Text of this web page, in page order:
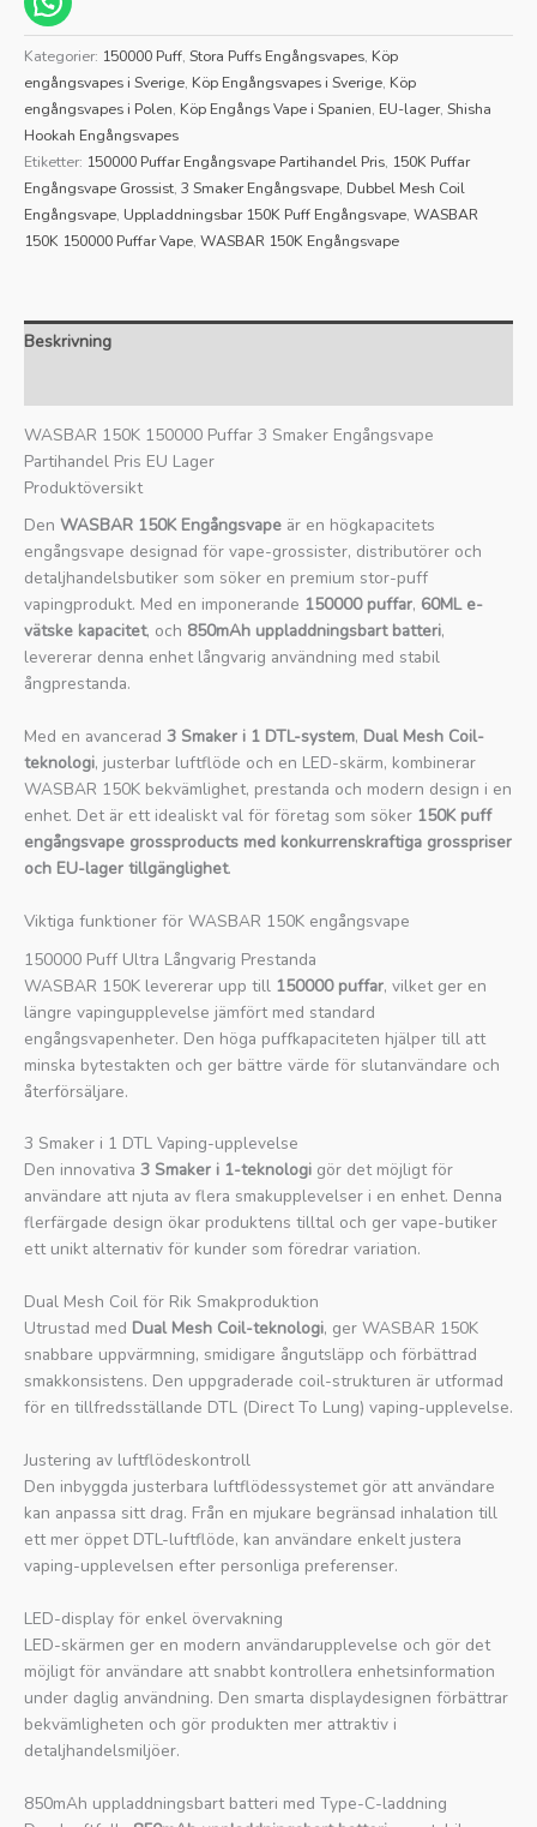
Kategorier: 150000 Puff, Stora Puffs Engångsvapes, Köp
engångsvapes i Sverige, Köp Engångsvapes i Sverige, Köp
engångsvapes i Polen, Köp Engångs Vape i Spanien, EU-lager, Shisha
Hookah Engångsvapes
Etiketter: 150000 Puffar Engångsvape Partihandel Pris, 150K Puffar
Engångsvape Grossist, 3 Smaker Engångsvape, Dubbel Mesh Coil
Engångsvape, Uppladdningsbar 150K Puff Engångsvape, WASBAR
150K 150000 Puffar Vape, WASBAR 150K Engångsvape
Beskrivning
WASBAR 150K 150000 Puffar 3 Smaker Engångsvape
Partihandel Pris EU Lager
Produktöversikt
Den WASBAR 150K Engångsvape är en högkapacitets
engångsvape designad för vape-grossister, distributörer och
detaljhandelsbutiker som söker en premium stor-puff
vapingprodukt. Med en imponerande 150000 puffar, 60ML e-
vätske kapacitet, och 850mAh uppladdningsbart batteri,
levererar denna enhet långvarig användning med stabil
ångprestanda.
Med en avancerad 3 Smaker i 1 DTL-system, Dual Mesh Coil-
teknologi, justerbar luftflöde och en LED-skärm, kombinerar
WASBAR 150K bekvämlighet, prestanda och modern design i en
enhet. Det är ett idealiskt val för företag som söker 150K puff
engångsvape grossproducts med konkurrenskraftiga grosspriser
och EU-lager tillgänglighet.
Viktiga funktioner för WASBAR 150K engångsvape
150000 Puff Ultra Långvarig Prestanda
WASBAR 150K levererar upp till 150000 puffar, vilket ger en
längre vapingupplevelse jämfört med standard
engångsvapenheter. Den höga puffkapaciteten hjälper till att
minska bytestakten och ger bättre värde för slutanvändare och
återförsäljare.
3 Smaker i 1 DTL Vaping-upplevelse
Den innovativa 3 Smaker i 1-teknologi gör det möjligt för
användare att njuta av flera smakupplevelser i en enhet. Denna
flerfärgade design ökar produktens tilltal och ger vape-butiker
ett unikt alternativ för kunder som föredrar variation.
Dual Mesh Coil för Rik Smakproduktion
Utrustad med Dual Mesh Coil-teknologi, ger WASBAR 150K
snabbare uppvärmning, smidigare ångutsläpp och förbättrad
smakkonsistens. Den uppgraderade coil-strukturen är utformad
för en tillfredsställande DTL (Direct To Lung) vaping-upplevelse.
Justering av luftflödeskontroll
Den inbyggda justerbara luftflödessystemet gör att användare
kan anpassa sitt drag. Från en mjukare begränsad inhalation till
ett mer öppet DTL-luftflöde, kan användare enkelt justera
vaping-upplevelsen efter personliga preferenser.
LED-display för enkel övervakning
LED-skärmen ger en modern användarupplevelse och gör det
möjligt för användare att snabbt kontrollera enhetsinformation
under daglig användning. Den smarta displaydesignen förbättrar
bekvämligheten och gör produkten mer attraktiv i
detaljhandelsmiljöer.
850mAh uppladdningsbart batteri med Type-C-laddning